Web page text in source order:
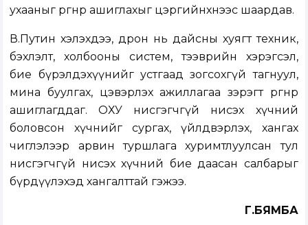
ухааныг өргөнөөр ашиглахыг цэргийнхнээс шаардав.
В.Путин хэлэхдээ, дрон нь дайсны хуягт техник,
бэхлэлт, холбооны систем, тээврийн хэрэгсэл,
бие бүрэлдэхүүнийг устгаад зогсохгүй тагнуул,
мина буулгах, цэвэрлэх ажиллагаа зэрэгт өргөнөөр
ашиглагддаг. ОХУ нисгэгчгүй нисэх хүчний
боловсон хүчнийг сургах, үйлдвэрлэх, хангах
чиглэлээр арвин туршлага хуримтлуулсан тул
нисгэгчгүй нисэх хүчний бие даасан салбарыг
бүрдүүлэхэд хангалттай гэжээ.
Г.БЯМБА